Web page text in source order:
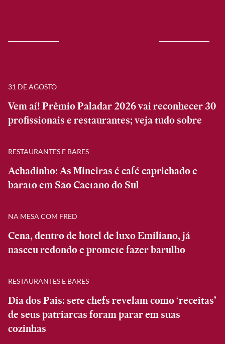
31 DE AGOSTO
Vem aí! Prêmio Paladar 2026 vai reconhecer 30
profissionais e restaurantes; veja tudo sobre
RESTAURANTES E BARES
Achadinho: As Mineiras é café caprichado e
barato em São Caetano do Sul
NA MESA COM FRED
Cena, dentro de hotel de luxo Emiliano, já
nasceu redondo e promete fazer barulho
RESTAURANTES E BARES
Dia dos Pais: sete chefs revelam como ‘receitas’
de seus patriarcas foram parar em suas
cozinhas